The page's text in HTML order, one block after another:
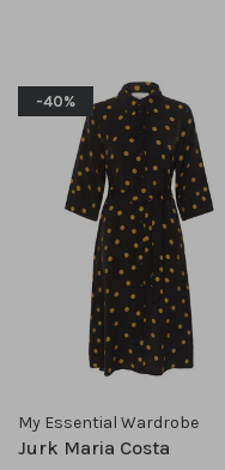
-40%
My Essential Wardrobe
Jurk Maria Costa